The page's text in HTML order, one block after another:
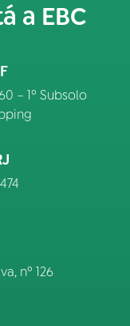
a EBC
– 1º Subsolo
nº 126